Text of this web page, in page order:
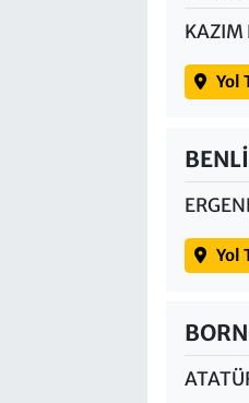
KAZIM
Yol
Yol